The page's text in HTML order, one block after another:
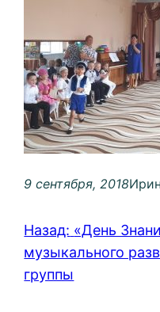
9 сентября, 2018
Назад: «День
музыкального
группы